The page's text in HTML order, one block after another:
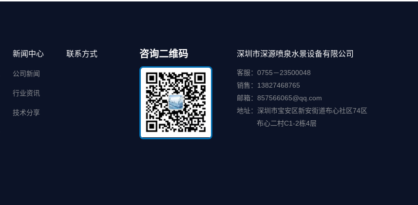
新闻中心
公司新闻
行业资讯
技术分享
联系方式 咨询二维码 深圳市深源喷泉水景设备有限公司
客服：0755－23500048
销售：13827468765
邮箱：857566065@qq.com
地址：深圳市宝安区新安街道布心社区74区
布心二村C1-2栋4层